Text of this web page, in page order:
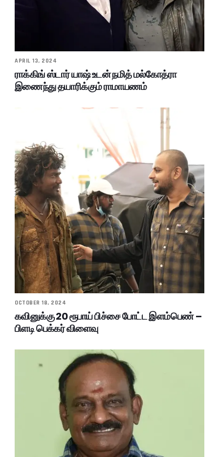
APRIL 13, 2024
ராக்கிங் ஸ்டார் யாஷ் உடன் நமித் மல்கோத்ரா
இணைந்து தயாரிக்கும் ராமாயணம்
OCTOBER 18, 2024
கவினுக்கு 20 ரூபாய் பிச்சை போட்ட இளம்பெண் –
பிளடி பெக்கர் விளைவு